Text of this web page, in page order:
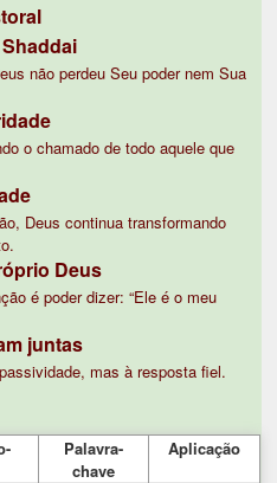
não perdeu Seu poder nem Sua
o chamado de todo aquele que
Deus continua transformando
Deus
é poder dizer: “Ele é o meu
juntas
mas à resposta fiel.
Palavra-
chave
Aplicação